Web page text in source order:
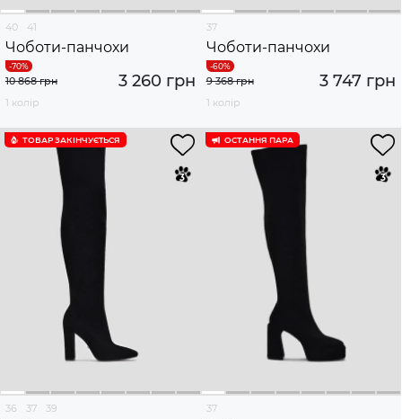
40 41
Чоботи-панчохи
3 260 грн
10 868 грн
1 колір
37
Чоботи-панчохи
3 747 грн
9 368 грн
1 колір
ТОВАР ЗАКІНЧУЄTЬСЯ
36 37 39
ОСТАННЯ ПАРА
37